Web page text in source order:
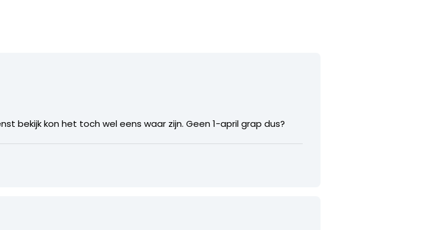
bekijk kon het toch wel eens waar zijn. Geen 1-april grap dus?